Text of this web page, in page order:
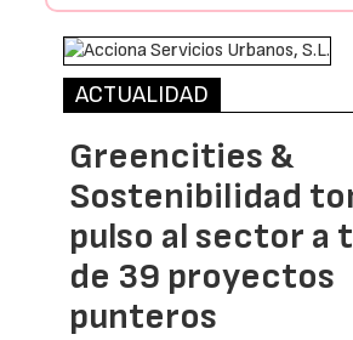
ACTUALIDAD
Greencities &
Sostenibilidad
pulso al sector a
de 39 proyectos
punteros